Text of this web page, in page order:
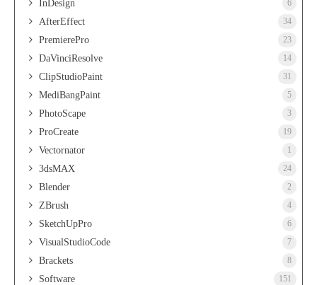
InDesign 6
AfterEffect 34
PremierePro 23
DaVinciResolve 14
ClipStudioPaint 31
MediBangPaint 5
PhotoScape 3
ProCreate 19
Vectornator 1
3dsMAX 24
Blender 2
ZBrush 4
SketchUpPro 6
VisualStudioCode 7
Brackets 8
Software 151